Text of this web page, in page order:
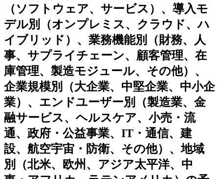
（ソフトウェア、サービス）、導入モ
デル別（オンプレミス、クラウド、ハ
イブリッド）、業務機能別（財務、人
事、サプライチェーン、顧客管理、在
庫管理、製造モジュール、その他）、
企業規模別（大企業、中堅企業、中小企
業）、エンドユーザー別（製造業、金
融サービス、ヘルスケア、小売・流
通、政府・公益事業、IT・通信、建
設、航空宇宙・防衛、その他）、地域
別（北米、欧州、アジア太平洋、中